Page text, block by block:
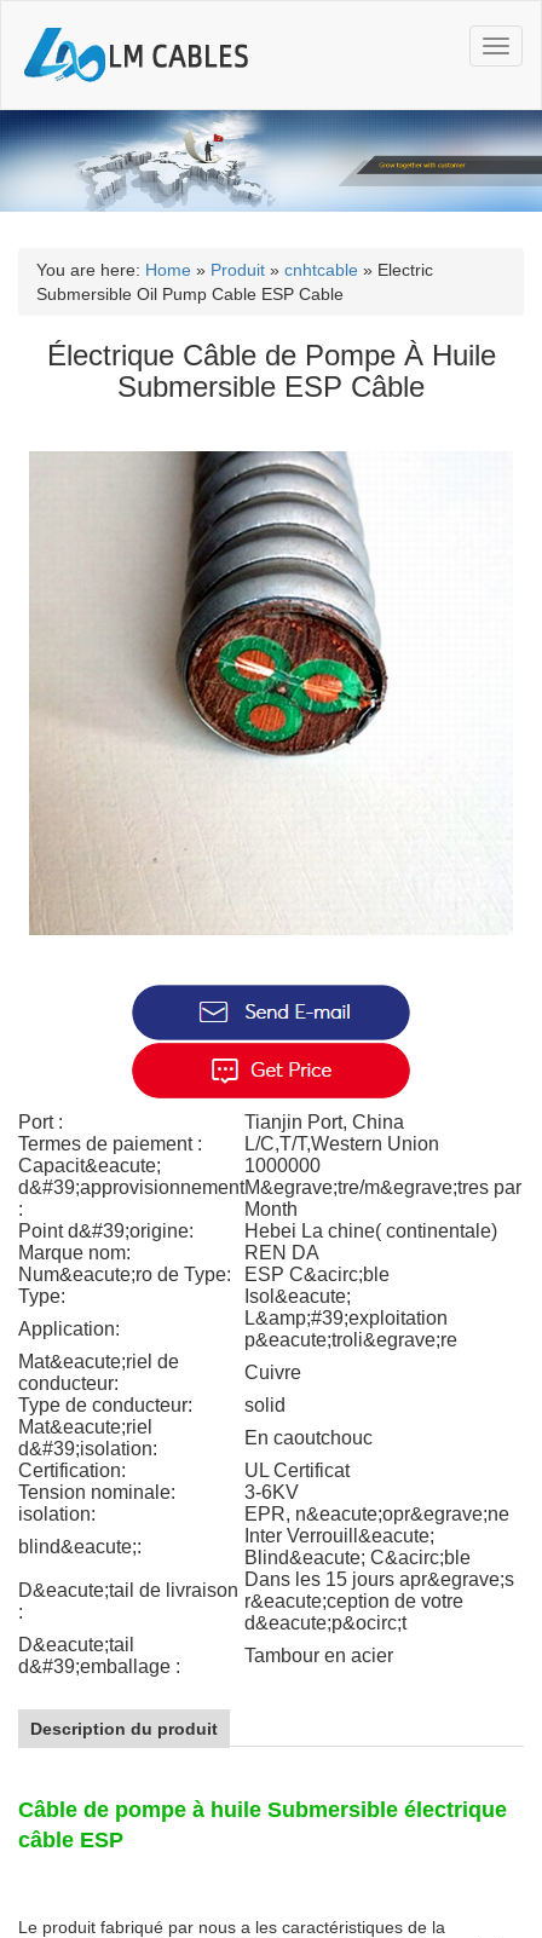
T
o
g
l
n
a
i
You are here: Home » Produit » cnhtcable » Electric
Submersible Oil Pump Cable ESP Cable
Électrique Câble de Pompe À Huile
Submersible ESP Câble
Port :
Tianjin Port, China
Termes de paiement :
L/C,T/T,Western Union
Capacit&eacute;
d&#39;approvisionnement
:
1000000
M&egrave;tre/m&egrave;tres par
Month
Point d&#39;origine:
Hebei La chine( continentale)
Marque nom:
REN DA
Num&eacute;ro de Type:
ESP C&acirc;ble
Type:
Isol&eacute;
Application:
L&amp;#39;exploitation
p&eacute;troli&egrave;re
Mat&eacute;riel de
conducteur:
Cuivre
Type de conducteur:
solid
Mat&eacute;riel
d&#39;isolation:
En caoutchouc
Certification:
UL Certificat
Tension nominale:
3-6KV
isolation:
EPR, n&eacute;opr&egrave;ne
blind&eacute;:
Inter Verrouill&eacute;
Blind&eacute; C&acirc;ble
D&eacute;tail de livraison
:
Dans les 15 jours apr&egrave;s
r&eacute;ception de votre
d&eacute;p&ocirc;t
D&eacute;tail
d&#39;emballage :
Tambour en acier
Description du produit
Câble de pompe à huile Submersible électrique
câble ESP
Le produit fabriqué par nous a les caractéristiques de la